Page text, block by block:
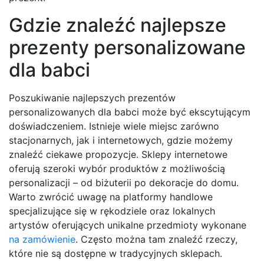
Gdzie znaleźć najlepsze
prezenty personalizowane
dla babci
Poszukiwanie najlepszych prezentów
personalizowanych dla babci może być ekscytującym
doświadczeniem. Istnieje wiele miejsc zarówno
stacjonarnych, jak i internetowych, gdzie możemy
znaleźć ciekawe propozycje. Sklepy internetowe
oferują szeroki wybór produktów z możliwością
personalizacji – od biżuterii po dekoracje do domu.
Warto zwrócić uwagę na platformy handlowe
specjalizujące się w rękodziele oraz lokalnych
artystów oferujących unikalne przedmioty wykonane
na zamówienie. Często można tam znaleźć rzeczy,
które nie są dostępne w tradycyjnych sklepach.